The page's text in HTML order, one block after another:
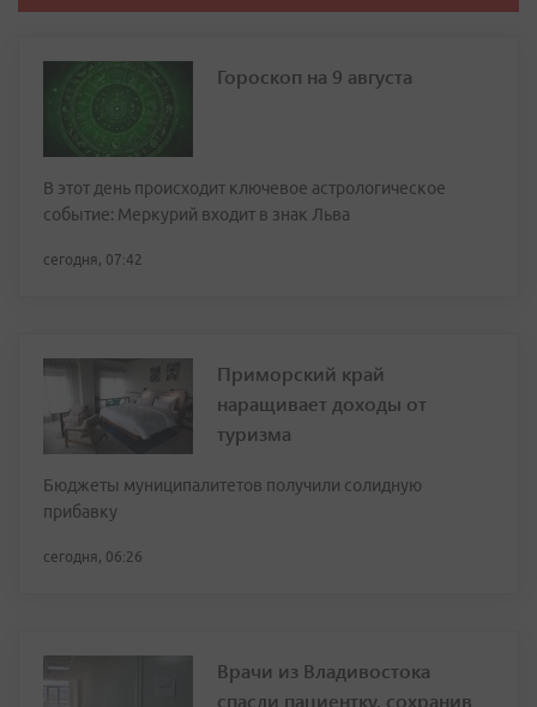
Гороскоп на 9 августа
В этот день происходит ключевое астрологическое
событие: Меркурий входит в знак Льва
сегодня, 07:42
Приморский край
наращивает доходы от
туризма
Бюджеты муниципалитетов получили солидную
прибавку
сегодня, 06:26
Врачи из Владивостока
спасли пациентку, сохранив